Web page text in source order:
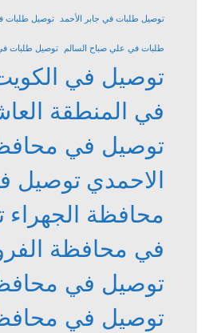
توصيل طلبات في جابر الأحمد توصيل
طلبات في علي صباح السالم توصيل طلبات
توصيل في
في المنطقة
توصيل في
الاحمدي توصيل
محافظة الجهراء
في محافظة
توصيل في
توصيل في